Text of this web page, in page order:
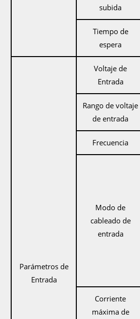
subida
Tiempo de
espera
Parámetros de
Entrada
Voltaje de
Entrada
Rango de voltaje
de entrada
Frecuencia
Modo de
cableado de
entrada
Corriente
máxima de